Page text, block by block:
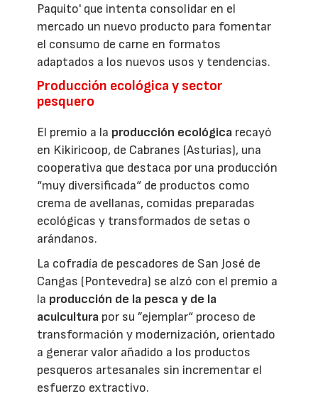
Paquito' que intenta consolidar en el
mercado un nuevo producto para fomentar
el consumo de carne en formatos
adaptados a los nuevos usos y tendencias.
Producción ecológica y sector
pesquero
El premio a la producción ecológica recayó
en Kikiricoop, de Cabranes (Asturias), una
cooperativa que destaca por una producción
“muy diversificada“ de productos como
crema de avellanas, comidas preparadas
ecológicas y transformados de setas o
arándanos.
La cofradía de pescadores de San José de
Cangas (Pontevedra) se alzó con el premio a
la producción de la pesca y de la
acuicultura por su ”ejemplar“ proceso de
transformación y modernización, orientado
a generar valor añadido a los productos
pesqueros artesanales sin incrementar el
esfuerzo extractivo.